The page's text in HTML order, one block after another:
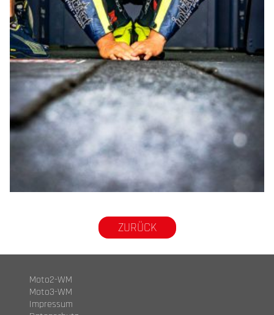
ZURÜCK
Moto2-WM
Moto3-WM
Impressum